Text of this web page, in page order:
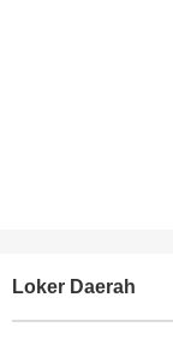
Loker Daerah